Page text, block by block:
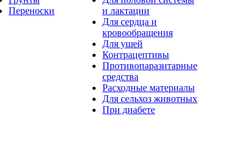
Переноски
и лактации
Для сердца и
кровообращения
Для ушей
Контрацептивы
Противопаразитарные
средства
Расходные материалы
Для сельхоз животных
При диабете